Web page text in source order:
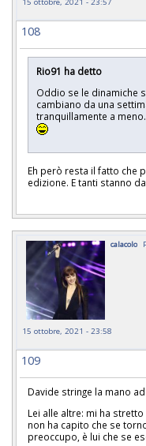
108
Rio91 ha detto
Oddio se le dinamiche
cambiano da una
tranquillamente a
Eh però resta il fatto che
edizione. E tanti stanno
calacolo
15 ottobre, 2021 - 23:58
109
Davide stringe la mano
Lei alle altre: mi ha
non ha capito che se
preoccupo, è lui che se